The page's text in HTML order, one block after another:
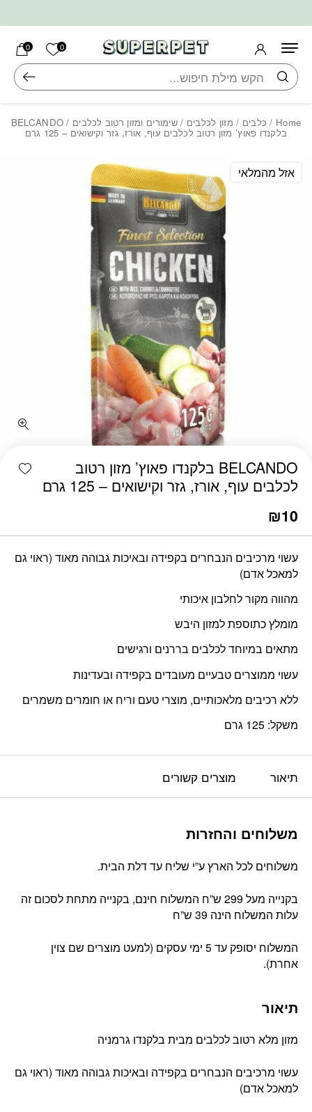
0 הרשימה
0
חיפוש
Home
/ כלבים / מזון לכלבים /שימורים ומזון רטוב לכלבים / BELCANDO
בלקנדו פאוץ’ מזון רטוב לכלבים עוף, אורז, גזר וקישואים – 125 גרם
BELCANDO בלקנדו פאוץ’ מזון רטוב
לכלבים עוף, אורז, גזר וקישואים – 125 גרם
₪10
עשוי מרכיבים הנבחרים בקפידה ובאיכות גבוהה מאוד (ראוי גם
למאכל אדם)
מהווה מקור לחלבון איכותי
מומלץ כתוספת למזון היבש
מתאים במיוחד לכלבים בררנים ורגישים
עשוי ממוצרים טבעיים מעובדים בקפידה ובעדינות
ללא רכיבים מלאכותיים, מוצרי טעם וריח או חומרים משמרים
משקל: 125 גרם
אזל מהמלאי
תיאור מוצרים קשורים
משלוחים והחזרות
משלוחים לכל הארץ ע”י שליח עד דלת הבית.
בקנייה מעל 299 ש”ח המשלוח חינם, בקנייה מתחת לסכום זה
עלות המשלוח הינה 39 ש”ח
המשלוח יסופק עד 5 ימי עסקים (למעט מוצרים שם צוין
אחרת).
תיאור
מזון מלא רטוב לכלבים מבית בלקנדו גרמניה
עשוי מרכיבים הנבחרים בקפידה ובאיכות גבוהה מאוד (ראוי גם
למאכל אדם)